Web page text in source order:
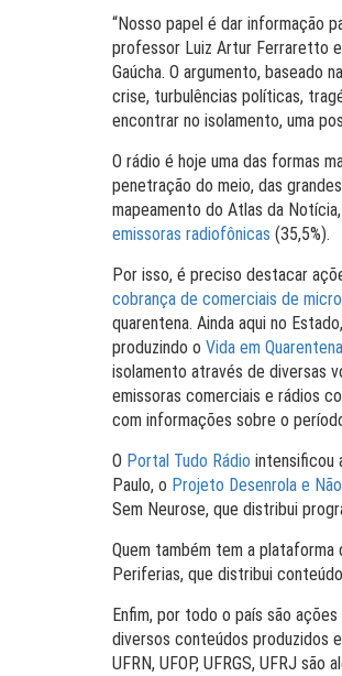
“Nosso papel é dar informação
professor Luiz Artur Ferraretto
Gaúcha. O argumento, baseado
crise, turbulências políticas,
encontrar no isolamento, uma
O rádio é hoje uma das formas
penetração do meio, das
mapeamento do Atlas da
emissoras radiofônicas (35,5%).
Por isso, é preciso destacar
cobrança de comerciais de
quarentena. Ainda aqui no
produzindo o Vida em Quarentena
isolamento através de diversas
emissoras comerciais e rádios
com informações sobre o
O Portal Tudo Rádio intensificou
Paulo, o Projeto Desenrola e
Sem Neurose, que distribui
Quem também tem a
Periferias, que distribui
Enfim, por todo o país são
diversos conteúdos produzidos
UFRN, UFOP, UFRGS, UFRJ